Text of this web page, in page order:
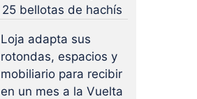
25 bellotas de hachís
Loja adapta sus
rotondas, espacios y
mobiliario para recibir
en un mes a la Vuelta